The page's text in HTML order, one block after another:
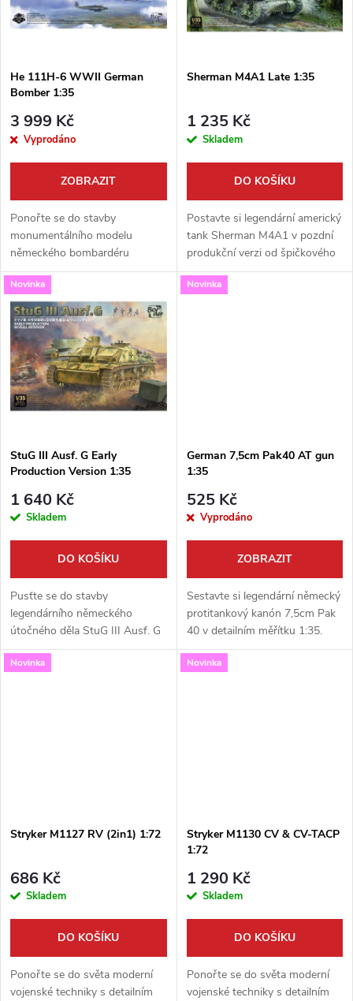
n
p
r
o
d
u
k
t
ů
i
s
p
r
d
u
k
t
ů
He 111H-6 WWII German
Bomber 1:35
3 999 Kč
Vyprodáno
ZOBRAZIT
Ponořte se do stavby
monumentálního modelu
německého bombardéru
Heinkel He 111H-6 v
nevídaném měřítku 1:35. Tato
prémiová stavebnice od Border
Model vás ohromí svou
velikostí a...
Sherman M4A1 Late 1:35
1 235 Kč
Skladem
DO KOŠÍKU
Postavte si legendární americký
tank Sherman M4A1 v pozdní
produkční verzi od špičkového
výrobce Border Model! Tato
vysoce detailní stavebnice v
Novinka
StuG III Ausf. G Early
Production Version 1:35
1 640 Kč
Skladem
DO KOŠÍKU
Pusťte se do stavby
legendárního německého
útočného děla StuG III Ausf. G
v rané výrobní verzi! Tato
vysoce detailní stavebnice od
Novinka
German 7,5cm Pak40 AT gun
1:35
525 Kč
Vyprodáno
ZOBRAZIT
Sestavte si legendární německý
protitankový kanón 7,5cm Pak
40 v detailním měřítku 1:35.
Tato vysoce kvalitní stavebnice
od Border Model je perfektním
Novinka
Stryker M1127 RV (2in1) 1:72
686 Kč
Skladem
DO KOŠÍKU
Ponořte se do světa moderní
vojenské techniky s detailním
Novinka
Stryker M1130 CV & CV-TACP
1:72
1 290 Kč
Skladem
DO KOŠÍKU
Ponořte se do světa moderní
vojenské techniky s detailním